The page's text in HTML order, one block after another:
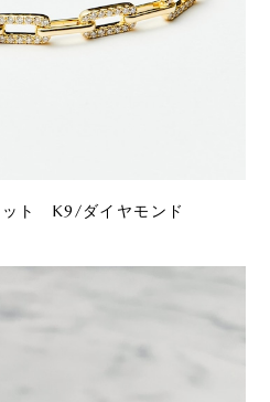
ト K9/ダイヤモンド